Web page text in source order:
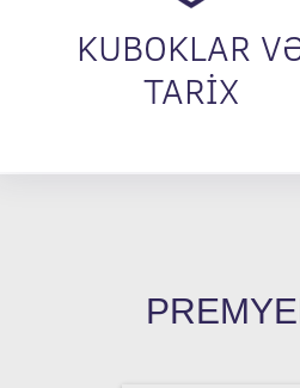
KUBOKLAR
TARIX